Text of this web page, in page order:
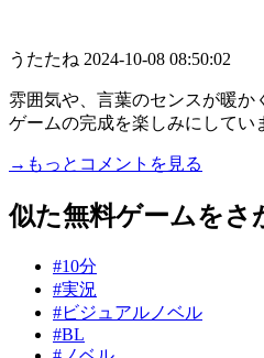
うたたね 2024-10-08 08:50:02
雰囲気や、言葉のセンスが暖か
ゲームの完成を楽しみにしてい
→もっとコメントを見る
似た無料ゲームをさ
#10分
#実況
#ビジュアルノベル
#BL